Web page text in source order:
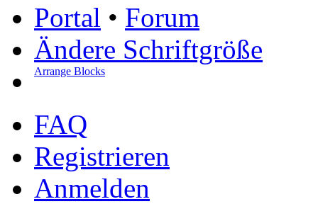
Portal • Forum
Ändere Schriftgröße
Arrange Blocks
FAQ
Registrieren
Anmelden